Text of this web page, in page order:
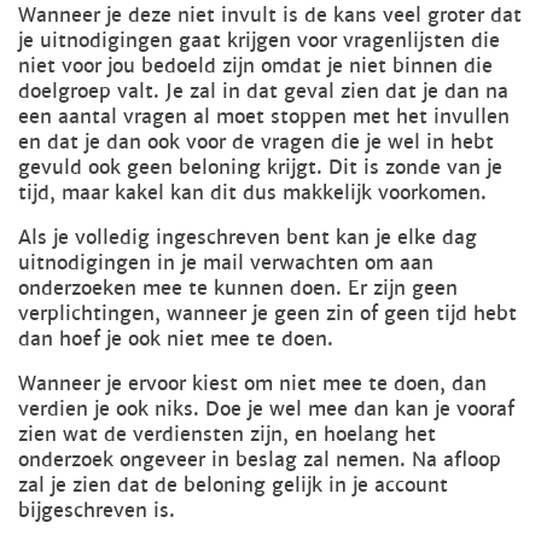
Wanneer je deze niet invult is de kans veel groter dat
je uitnodigingen gaat krijgen voor vragenlijsten die
niet voor jou bedoeld zijn omdat je niet binnen die
doelgroep valt. Je zal in dat geval zien dat je dan na
een aantal vragen al moet stoppen met het invullen
en dat je dan ook voor de vragen die je wel in hebt
gevuld ook geen beloning krijgt. Dit is zonde van je
tijd, maar kakel kan dit dus makkelijk voorkomen.
Als je volledig ingeschreven bent kan je elke dag
uitnodigingen in je mail verwachten om aan
onderzoeken mee te kunnen doen. Er zijn geen
verplichtingen, wanneer je geen zin of geen tijd hebt
dan hoef je ook niet mee te doen.
Wanneer je ervoor kiest om niet mee te doen, dan
verdien je ook niks. Doe je wel mee dan kan je vooraf
zien wat de verdiensten zijn, en hoelang het
onderzoek ongeveer in beslag zal nemen. Na afloop
zal je zien dat de beloning gelijk in je account
bijgeschreven is.